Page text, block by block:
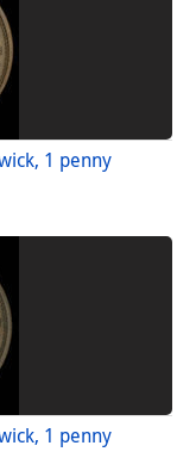
1 penny
1 penny